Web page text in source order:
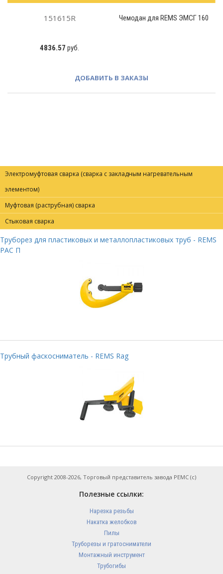
151615R Чемодан для REMS ЭМСГ 160
4836.57 руб.
ДОБАВИТЬ В ЗАКАЗЫ
Электромуфтовая сварка (сварка с закладным нагревательным
элементом)
Муфтовая (раструбная) сварка
Стыковая сварка
Труборез для пластиковых и металлопластиковых труб - REMS
РАС П
Трубный фаскосниматель - REMS Rag
Copyright 2008-2026, Торговый представитель завода РЕМС (с)
Полезные ссылки:
Нарезка резьбы
Накатка желобков
Пилы
Труборезы и гратосниматели
Монтажный инструмент
Трубогибы